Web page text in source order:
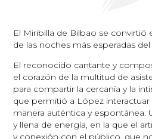
El Miribilla de Bilbao se convirtió
de las noches más esperadas del
El reconocido cantante y
el corazón de la multitud de
para compartir la cercanía y la
que permitió a López interactuar
manera auténtica y
y llena de energía, en la que el
y conexión con el público, que